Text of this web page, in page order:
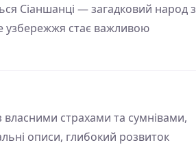
Сіаншанці — загадковий народ з
узбережжя стає важливою
власними страхами та сумнівами,
описи, глибокий розвиток